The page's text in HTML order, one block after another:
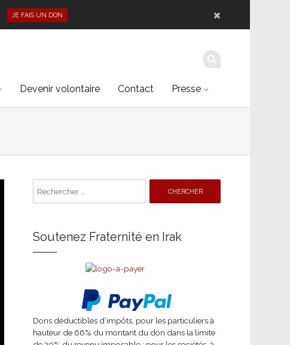
JE FAIS UN DON
Devenir volontaire Contact Presse
Soutenez Fraternité en Irak
Dons déductibles d’impôts, pour les particuliers à
hauteur de 66% du montant du don dans la limite